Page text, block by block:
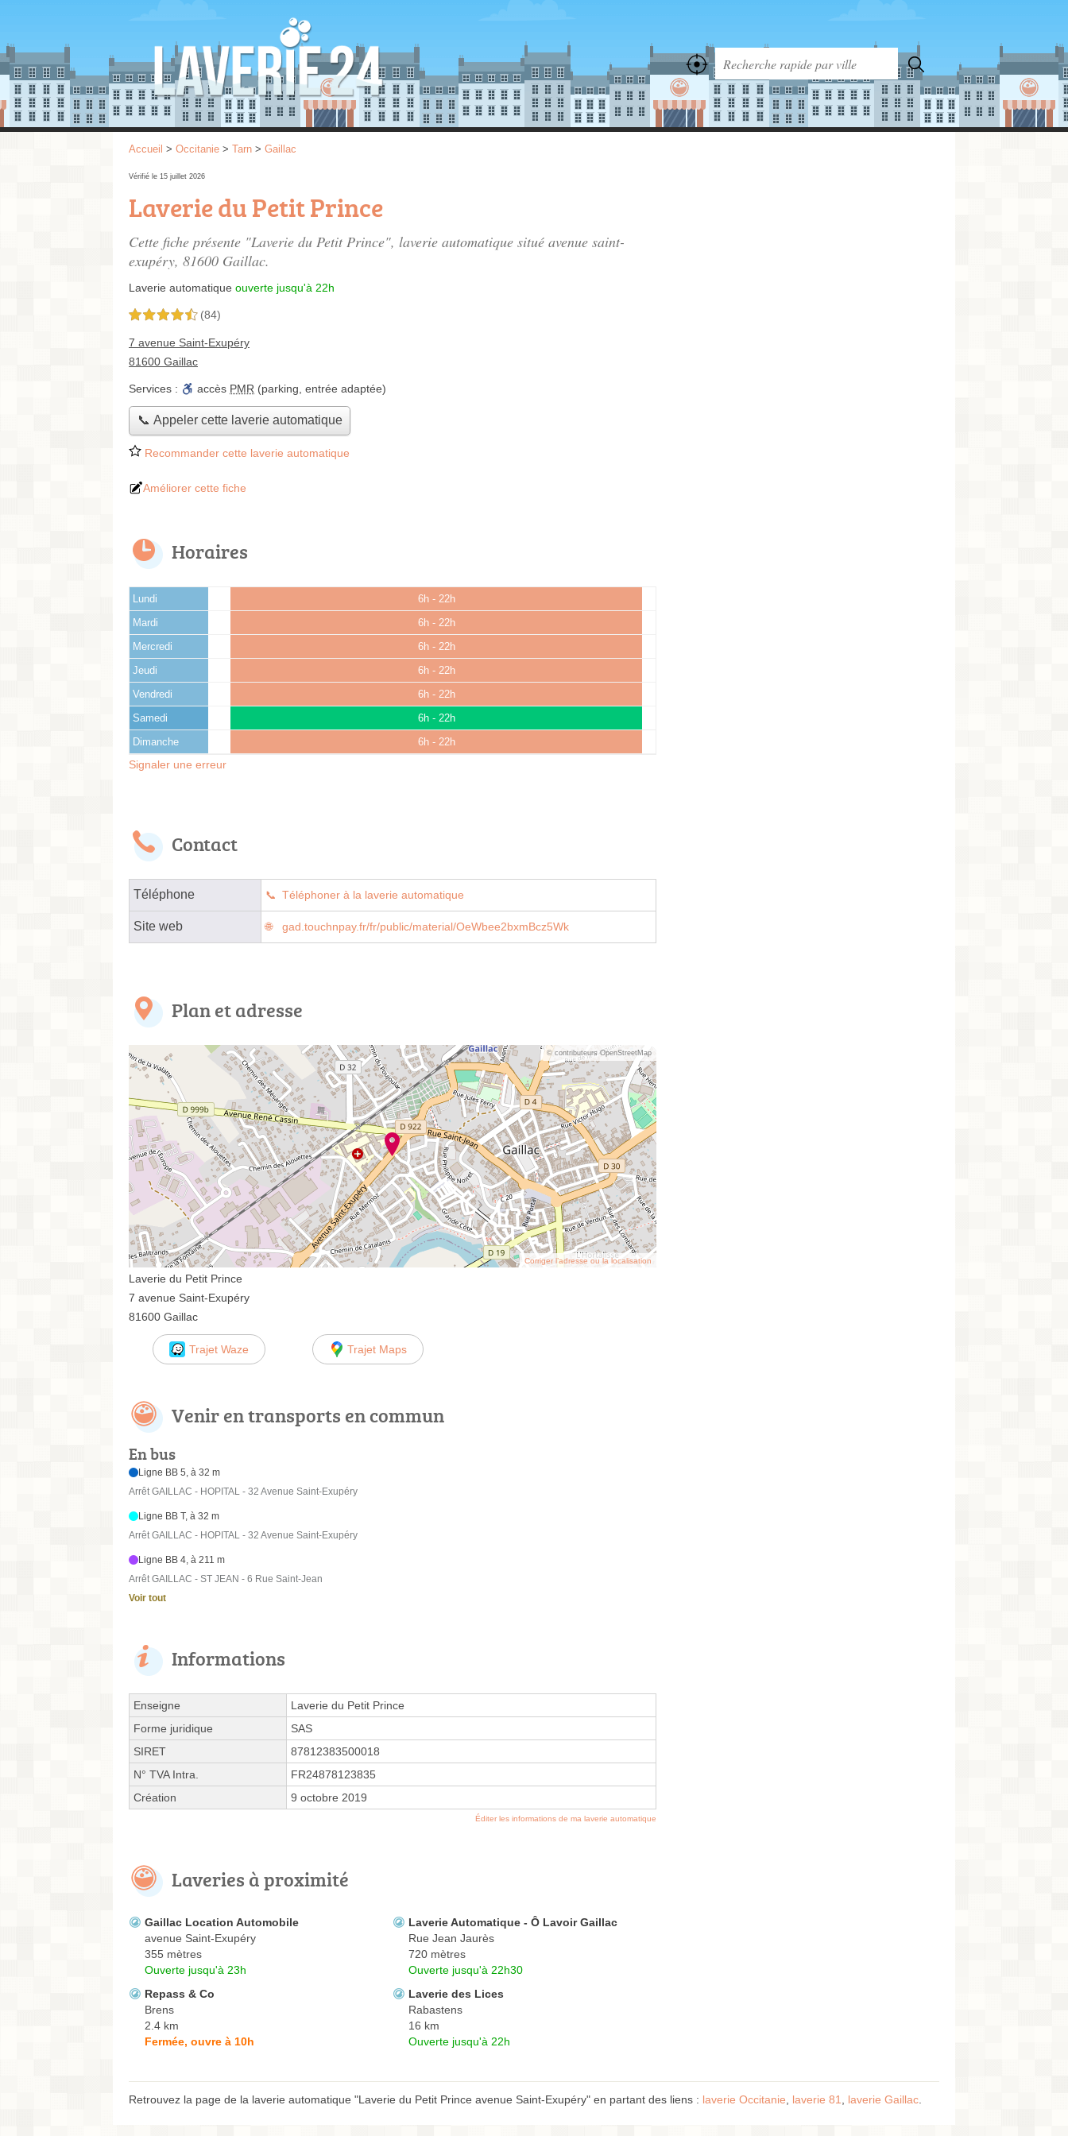
Accueil > Occitanie > Tarn > Gaillac
Vérifié le 15 juillet 2026
Laverie du Petit Prince
Cette fiche présente "Laverie du Petit Prince", laverie automatique situé avenue saint-
exupéry, 81600 Gaillac.
Laverie automatique ouverte jusqu'à 22h
4,5 étoiles sur 5 (84)
7 avenue Saint-Exupéry
81600 Gaillac
Services : accès PMR (parking, entrée adaptée)
📞 Appeler cette laverie automatique
Recommander cette laverie automatique
Améliorer cette fiche
Horaires
Lundi 6h - 22h
Mardi 6h - 22h
Mercredi 6h - 22h
Jeudi 6h - 22h
Vendredi 6h - 22h
Samedi 6h - 22h
Dimanche 6h - 22h
Signaler une erreur
Contact
Téléphone Téléphoner à la laverie automatique
Site web gad.touchnpay.fr/fr/public/material/OeWbee2bxmBcz5Wk
Plan et adresse
© contributeurs OpenStreetMap
Corriger l’adresse ou la localisation
Laverie du Petit Prince
7 avenue Saint-Exupéry
81600 Gaillac
Trajet Waze Trajet Maps
Venir en transports en commun
En bus
Ligne BB 5, à 32 m
Arrêt GAILLAC - HOPITAL - 32 Avenue Saint-Exupéry
Ligne BB T, à 32 m
Arrêt GAILLAC - HOPITAL - 32 Avenue Saint-Exupéry
Ligne BB 4, à 211 m
Arrêt GAILLAC - ST JEAN - 6 Rue Saint-Jean
Voir tout
Informations
Enseigne
Laverie du Petit Prince
Forme juridique
SAS
SIRET
87812383500018
N° TVA Intra.
FR24878123835
Création
9 octobre 2019
Éditer les informations de ma laverie automatique
Laveries à proximité
Gaillac Location Automobile
avenue Saint-Exupéry
355 mètres
Ouverte jusqu'à 23h
Laverie Automatique - Ô Lavoir Gaillac
Rue Jean Jaurès
720 mètres
Ouverte jusqu'à 22h30
Repass & Co
Brens
2.4 km
Fermée, ouvre à 10h
Laverie des Lices
Rabastens
16 km
Ouverte jusqu'à 22h
Retrouvez la page de la laverie automatique "Laverie du Petit Prince avenue Saint-Exupéry" en partant des liens : laverie Occitanie laverie 81 laverie Gaillac